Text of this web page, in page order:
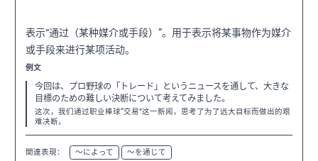
表示“通过（某种媒介或手段）”。用于表示将某事物作为媒介
或手段来进行某项活动。
例文
今回は、プロ野球の「トレード」というニュースを通して、大きな
目標のための難しい決断について考えてみました。
这次，我们通过职业棒球“交易”这一新闻，思考了为了远大目标而做出的艰
难决断。
関連表現： 〜によって 〜を通じて